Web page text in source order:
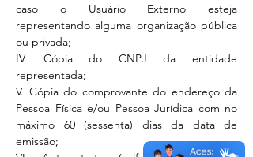
caso o Usuário Externo esteja
representando alguma organização pública
ou privada;
IV. Cópia do CNPJ da entidade
representada;
V. Cópia do comprovante do endereço da
Pessoa Física e/ou Pessoa Jurídica com no
máximo 60 (sessenta) dias da data de
emissão;